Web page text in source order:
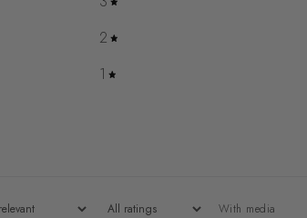
2
1
With media